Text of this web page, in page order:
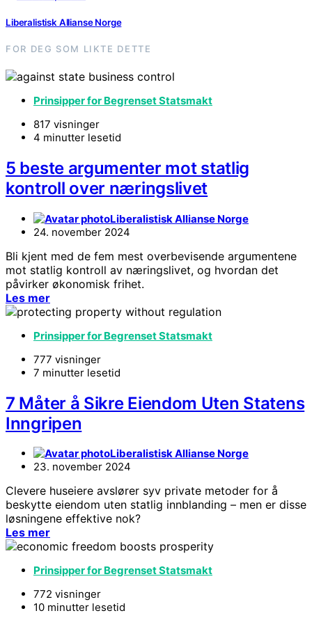
Liberalistisk Allianse Norge
FOR DEG SOM LIKTE DETTE
Prinsipper for Begrenset Statsmakt
817 visninger
4 minutter lesetid
5 beste argumenter mot statlig
kontroll over næringslivet
Liberalistisk Allianse Norge
24. november 2024
Bli kjent med de fem mest overbevisende argumentene
mot statlig kontroll av næringslivet, og hvordan det
påvirker økonomisk frihet.
Les mer
Prinsipper for Begrenset Statsmakt
777 visninger
7 minutter lesetid
7 Måter å Sikre Eiendom Uten Statens
Inngripen
Liberalistisk Allianse Norge
23. november 2024
Clevere huseiere avslører syv private metoder for å
beskytte eiendom uten statlig innblanding – men er disse
løsningene effektive nok?
Les mer
Prinsipper for Begrenset Statsmakt
772 visninger
10 minutter lesetid